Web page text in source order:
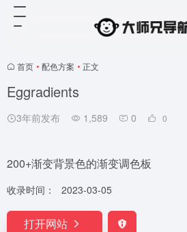
首页 • 配色方案 • 正文
Eggradients
3年前发布 1,589 0 0
200+渐变背景色的渐变调色板
收录时间： 2023-03-05
打开网站